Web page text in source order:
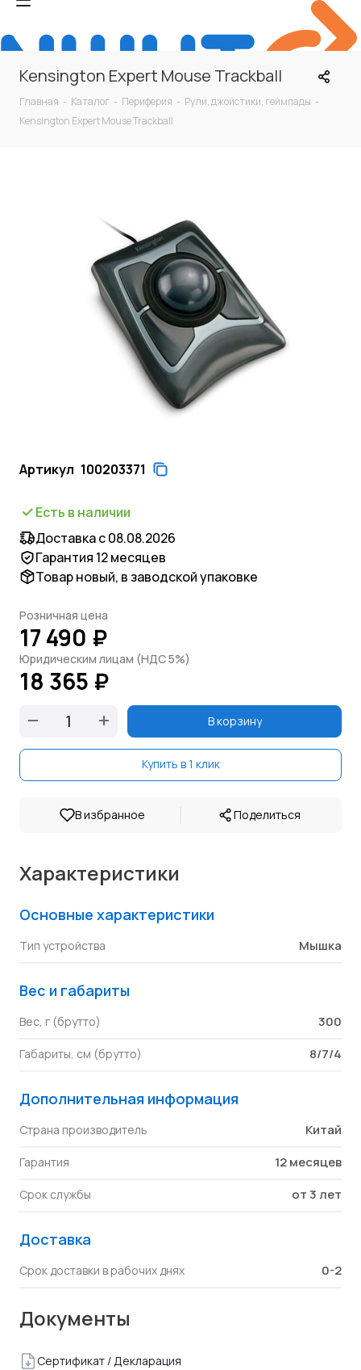
Kensington Expert Mouse Trackball
Главная - Каталог - Периферия - Рули, джойстики, геймпады -
Kensington Expert Mouse Trackball
Артикул 100203371
Есть в наличии
Доставка с 08.08.2026
Гарантия 12 месяцев
Товар новый, в заводской упаковке
Розничная цена
17 490 ₽
Юридическим лицам (НДС 5%)
18 365 ₽
В корзину
Купить в 1 клик
В избранное | Поделиться
Характеристики
Основные характеристики
Тип устройства Мышка
Вес и габариты
Вес, г (брутто) 300
Габариты, см (брутто) 8/7/4
Дополнительная информация
Страна производитель Китай
Гарантия 12 месяцев
Срок службы от 3 лет
Доставка
Срок доставки в рабочих днях 0-2
Документы
Сертификат / Декларация